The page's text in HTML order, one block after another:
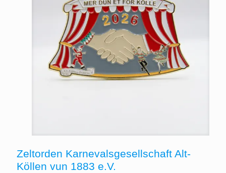
Zeltorden Karnevalsgesellschaft Alt-
Köllen vun 1883 e.V.